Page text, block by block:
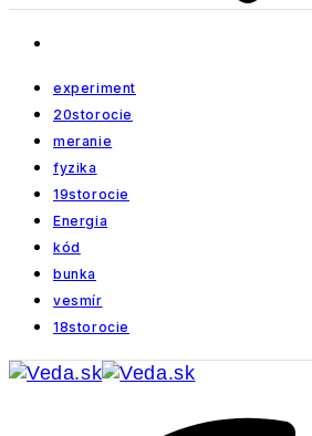
experiment
20storocie
meranie
fyzika
19storocie
Energia
kód
bunka
vesmír
18storocie